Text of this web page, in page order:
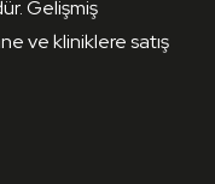
Gelişmiş
ve kliniklere satış